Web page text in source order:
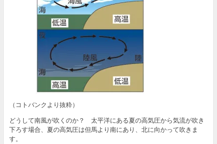
（コトバンクより抜粋）
どうして南風が吹くのか？ 太平洋にある夏の高気圧から気流が吹き
下ろす場合、夏の高気圧は但馬より南にあり、北に向かって吹きま
す。